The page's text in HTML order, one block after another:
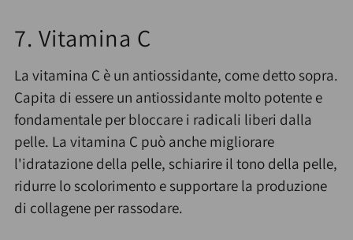
7. Vitamina C
La vitamina C è un antiossidante, come detto sopra.
Capita di essere un antiossidante molto potente e
fondamentale per bloccare i radicali liberi dalla
pelle. La vitamina C può anche migliorare
l'idratazione della pelle, schiarire il tono della pelle,
ridurre lo scolorimento e supportare la produzione
di collagene per rassodare.